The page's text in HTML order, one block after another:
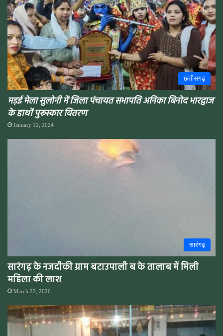
छत्तीसगढ़
मड़ई मेला सुलोनी में जिला पंचायत सभापति अनिका बिनोद भारद्वाज
के हाथों पुरूस्कार वितरण
January 12, 2024
सारंगढ़
सारंगढ़ के नजदीकी ग्राम बटाउपाली ब के तालाब में मिली
महिला की लाश
March 22, 2026